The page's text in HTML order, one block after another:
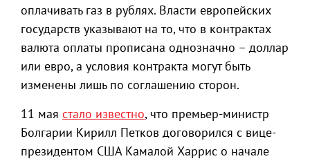
оплачивать газ в рублях. Власти европейских
государств указывают на то, что в контрактах
валюта оплаты прописана однозначно – доллар
или евро, а условия контракта могут быть
изменены лишь по соглашению сторон.
11 мая стало известно, что премьер-министр
Болгарии Кирилл Петков договорился с вице-
президентом США Камалой Харрис о начале